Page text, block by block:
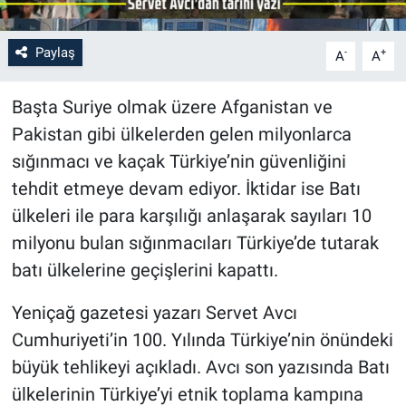
Paylaş A- A+
Başta Suriye olmak üzere Afganistan ve
Pakistan gibi ülkelerden gelen milyonlarca
sığınmacı ve kaçak Türkiye’nin güvenliğini
tehdit etmeye devam ediyor. İktidar ise Batı
ülkeleri ile para karşılığı anlaşarak sayıları 10
milyonu bulan sığınmacıları Türkiye’de tutarak
batı ülkelerine geçişlerini kapattı.
Yeniçağ gazetesi yazarı Servet Avcı
Cumhuriyeti’in 100. Yılında Türkiye’nin önündeki
büyük tehlikeyi açıkladı. Avcı son yazısında Batı
ülkelerinin Türkiye’yi etnik toplama kampına